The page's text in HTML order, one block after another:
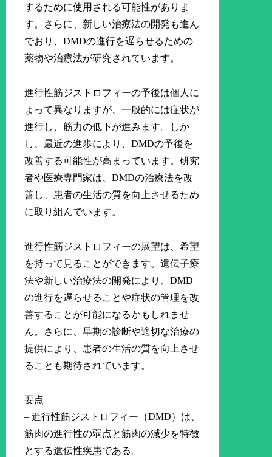
するために使用される可能性がありま
す。さらに、新しい治療法の開発も進ん
でおり、DMDの進行を遅らせるための
薬物や治療法が研究されています。
進行性筋ジストロフィーの予後は個人に
よって異なりますが、一般的には症状が
進行し、筋力の低下が進みます。しか
し、最近の進歩により、DMDの予後を
改善する可能性が高まっています。研究
者や医療専門家は、DMDの治療法を改
善し、患者の生活の質を向上させるため
に取り組んでいます。
進行性筋ジストロフィーの展望は、希望
を持って見ることができます。遺伝子療
法や新しい治療法の開発により、DMD
の進行を遅らせることや症状の管理を改
善することが可能になるかもしれませ
ん。さらに、早期の診断や適切な治療の
提供により、患者の生活の質を向上させ
ることも期待されています。
要点
– 進行性筋ジストロフィー（DMD）は、
筋肉の進行性の弱点と筋肉の減少を特徴
とする遺伝性疾患である。